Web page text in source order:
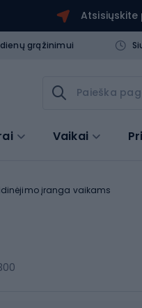
grąžinimui
Vaikai
įranga vaikams